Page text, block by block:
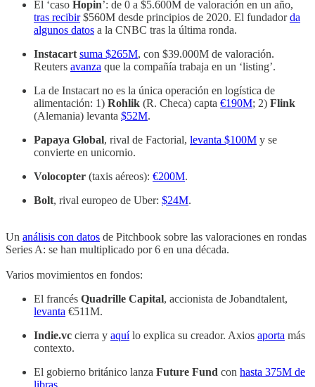
El ‘caso Hopin’: de 0 a $5.600M de valoración en un año,
tras recibir$560M desde principios de 2020. El fundadorda
algunos datos a la CNBC tras la última ronda.
Instacart suma $265M, con $39.000M de valoración.
Reuters avanza que la compañía trabaja en un ‘listing’.
La de Instacart no es la única operación en logística de
alimentación: 1) Rohlik (R. Checa) capta €190M; 2) Flink
(Alemania) levanta $52M.
Papaya Global, rival de Factorial, levanta $100M y se
convierte en unicornio.
Volocopter (taxis aéreos): €200M.
Bolt, rival europeo de Uber: $24M.
Un análisis con datos de Pitchbook sobre las valoraciones en rondas
Series A: se han multiplicado por 6 en una década.
Varios movimientos en fondos:
El francés Quadrille Capital, accionista de Jobandtalent,
levanta €511M.
Indie.vc cierra y aquílo explica su creador. Axios aporta más
contexto.
El gobierno británico lanza Future Fund con hasta 375M de